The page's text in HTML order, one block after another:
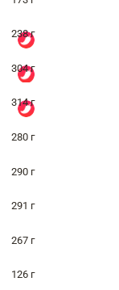
238 г
304 г
314 г
280 г
290 г
291 г
267 г
126 г